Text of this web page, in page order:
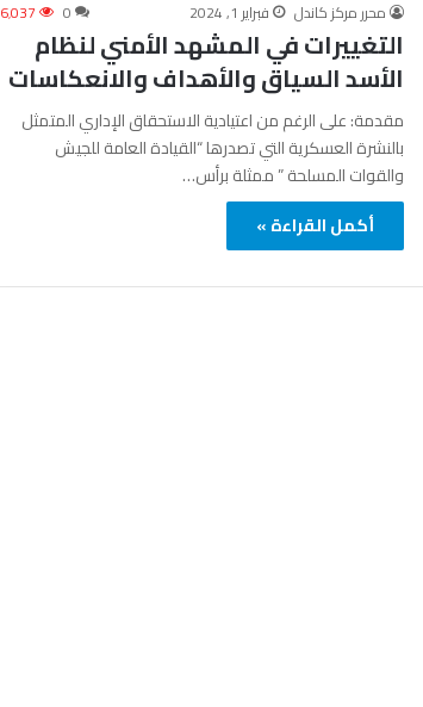
محرر مركز كاندل فبراير 1, 2024 0 6٬037
التغييرات في المشهد الأمني لنظام
الأسد السياق والأهداف والانعكاسات
مقدمة: على الرغم من اعتيادية الاستحقاق الإداري المتمثل
بالنشرة العسكرية التي تصدرها “القيادة العامة للجيش
والقوات المسلحة ” ممثلة برأس…
أكمل القراءة »